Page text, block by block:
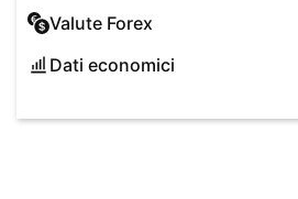
Valute Forex
Dati economici